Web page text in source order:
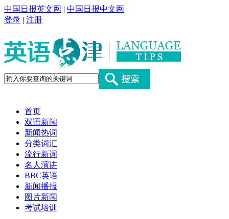
中国日报英文网 | 中国日报中文网
登录 | 注册
首页
双语新闻
新闻热词
分类词汇
流行新词
名人演讲
BBC英语
新闻播报
图片新闻
考试培训